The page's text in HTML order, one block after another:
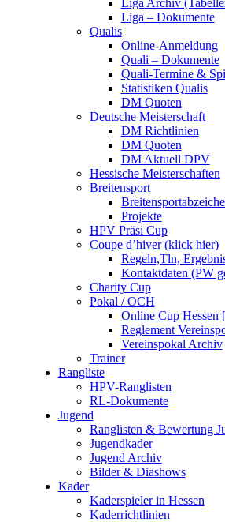
Liga Archiv
Liga – Dokumente
Qualis
Online-Anmeldung
Quali – Dokumente
Quali-Termine &
Statistiken Qualis
DM Quoten
Deutsche Meisterschaft
DM Richtlinien
DM Quoten
DM Aktuell DPV
Hessische Meisterschaften
Breitensport
Projekte
HPV Präsi Cup
Coupe d’hiver (klick hier)
Regeln,Tln,
Kontaktdaten (PW
Charity Cup
Pokal / OCH
Online Cup Hessen
Reglement
Vereinspokal Archiv
Trainer
Rangliste
HPV-Ranglisten
RL-Dokumente
Jugend
Ranglisten & Bewertung
Jugendkader
Jugend Archiv
Bilder & Diashows
Kader
Kaderspieler in Hessen
Kaderrichtlinien